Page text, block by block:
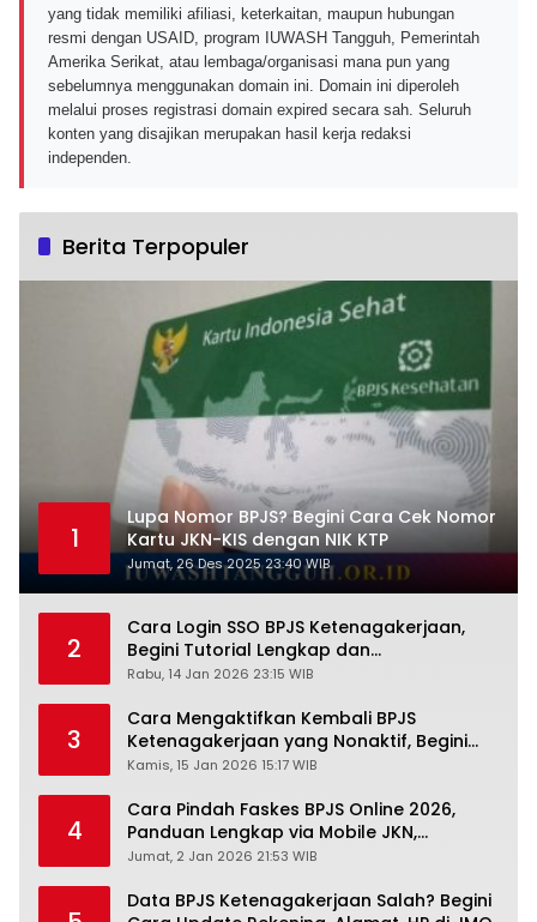
yang tidak memiliki afiliasi, keterkaitan, maupun hubungan
resmi dengan USAID, program IUWASH Tangguh, Pemerintah
Amerika Serikat, atau lembaga/organisasi mana pun yang
sebelumnya menggunakan domain ini. Domain ini diperoleh
melalui proses registrasi domain expired secara sah. Seluruh
konten yang disajikan merupakan hasil kerja redaksi
independen.
Berita Terpopuler
1
Lupa Nomor BPJS? Begini Cara Cek Nomor
Kartu JKN-KIS dengan NIK KTP
Jumat, 26 Des 2025 23:40 WIB
2
Cara Login SSO BPJS Ketenagakerjaan,
Begini Tutorial Lengkap dan
Pengertiannya
Rabu, 14 Jan 2026 23:15 WIB
3
Cara Mengaktifkan Kembali BPJS
Ketenagakerjaan yang Nonaktif, Begini
Panduan Lengkapnya
Kamis, 15 Jan 2026 15:17 WIB
4
Cara Pindah Faskes BPJS Online 2026,
Panduan Lengkap via Mobile JKN,
PANDAWA & Offiline Kantor Cabang
Jumat, 2 Jan 2026 21:53 WIB
Data BPJS Ketenagakerjaan Salah? Begini